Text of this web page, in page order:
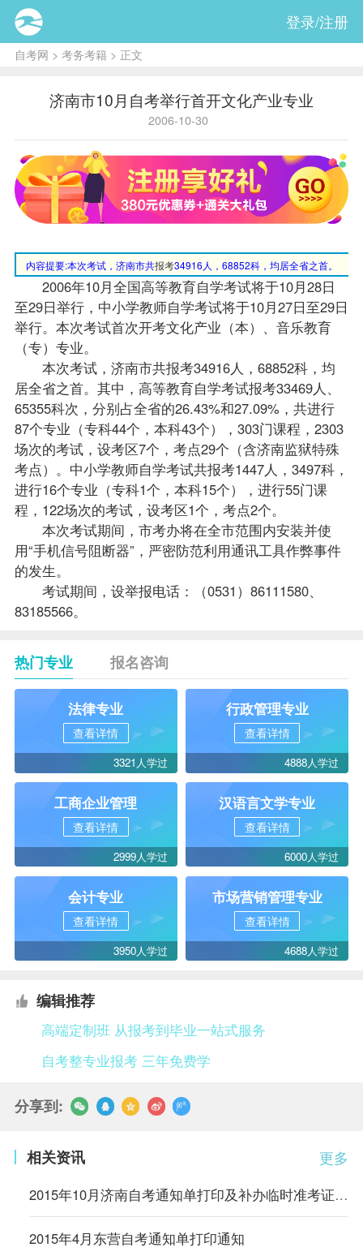
登录/注册
自考网 > 考务考籍 > 正文
济南市10月自考举行首开文化产业专业
2006-10-30
内容提要:本次考试，济南市共报考34916人，68852科，均居全省之首。
2006年10月全国高等教育自学考试将于10月28日
至29日举行，中小学教师自学考试将于10月27日至29日
举行。本次考试首次开考文化产业（本）、音乐教育
（专）专业。
本次考试，济南市共报考34916人，68852科，均
居全省之首。其中，高等教育自学考试报考33469人、
65355科次，分别占全省的26.43%和27.09%，共进行
87个专业（专科44个，本科43个），303门课程 ，2303
场次的考试，设考区7个，考点29个（含济南监狱特殊
考点）。中小学教师自学考试共报考1447人，3497科，
进行16个专业（专科1个，本科15个），进行55门课
程，122场次的考试，设考区1个，考点2个。
本次考试期间，市考办将在全市范围内安装并使
用“手机信号阻断器”，严密防范利用通讯工具作弊事件
的发生。
考试期间，设举报电话：（0531）86111580、
83185566。
热门专业 报名咨询
法律专业
查看详情
3321人学过
行政管理专业
查看详情
4888人学过
工商企业管理
查看详情
2999人学过
汉语言文学专业
查看详情
6000人学过
会计专业
查看详情
3950人学过
市场营销管理专业
查看详情
4688人学过
编辑推荐
高端定制班 从报考到毕业一站式服务
自考整专业报考 三年免费学
分享到:
更多
相关资讯
2015年10月济南自考通知单打印及补办临时准考证开通
2015年4月东营自考通知单打印通知